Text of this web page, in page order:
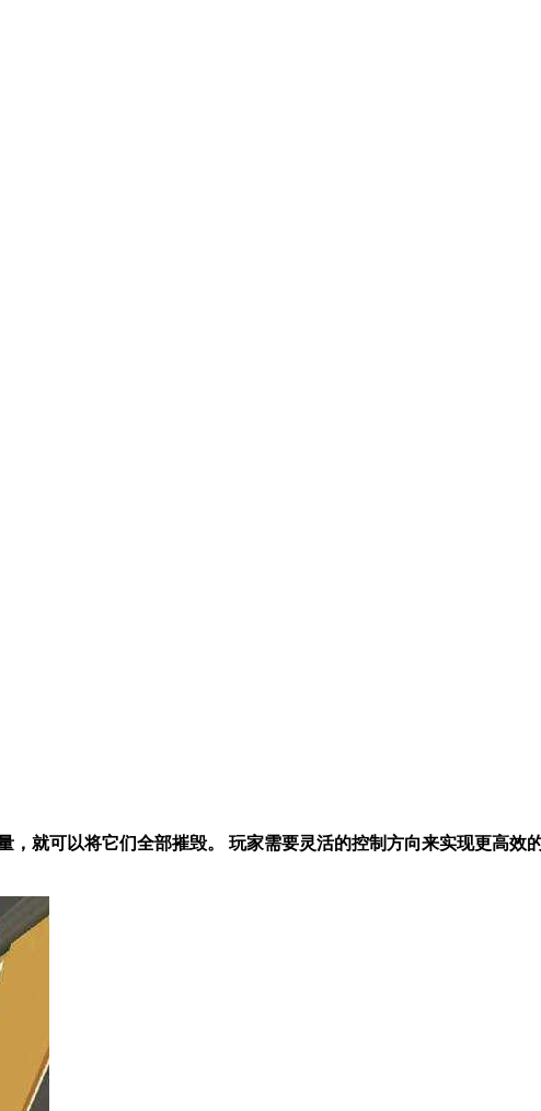
就可以将它们全部摧毁。 玩家需要灵活的控制方向来实现更高效